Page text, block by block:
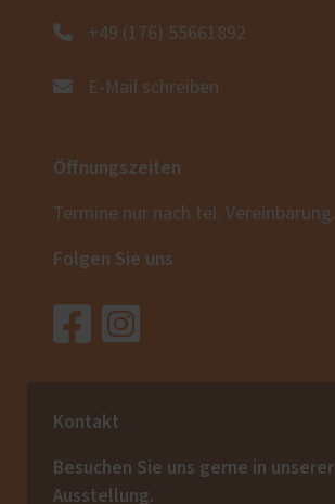
+49 (176) 55661892
E-Mail schreiben
Öffnungszeiten
Termine nur nach tel. Vereinbarung.
Folgen Sie uns
Kontakt
Besuchen Sie uns gerne in unserer
Ausstellung.